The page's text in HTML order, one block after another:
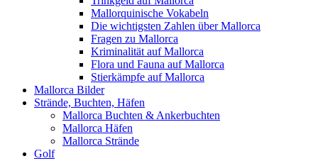
Mallorquinische Vokabeln
Die wichtigsten Zahlen über Mallorca
Fragen zu Mallorca
Kriminalität auf Mallorca
Flora und Fauna auf Mallorca
Stierkämpfe auf Mallorca
Mallorca Bilder
Strände, Buchten, Häfen
Mallorca Buchten & Ankerbuchten
Mallorca Häfen
Mallorca Strände
Golf